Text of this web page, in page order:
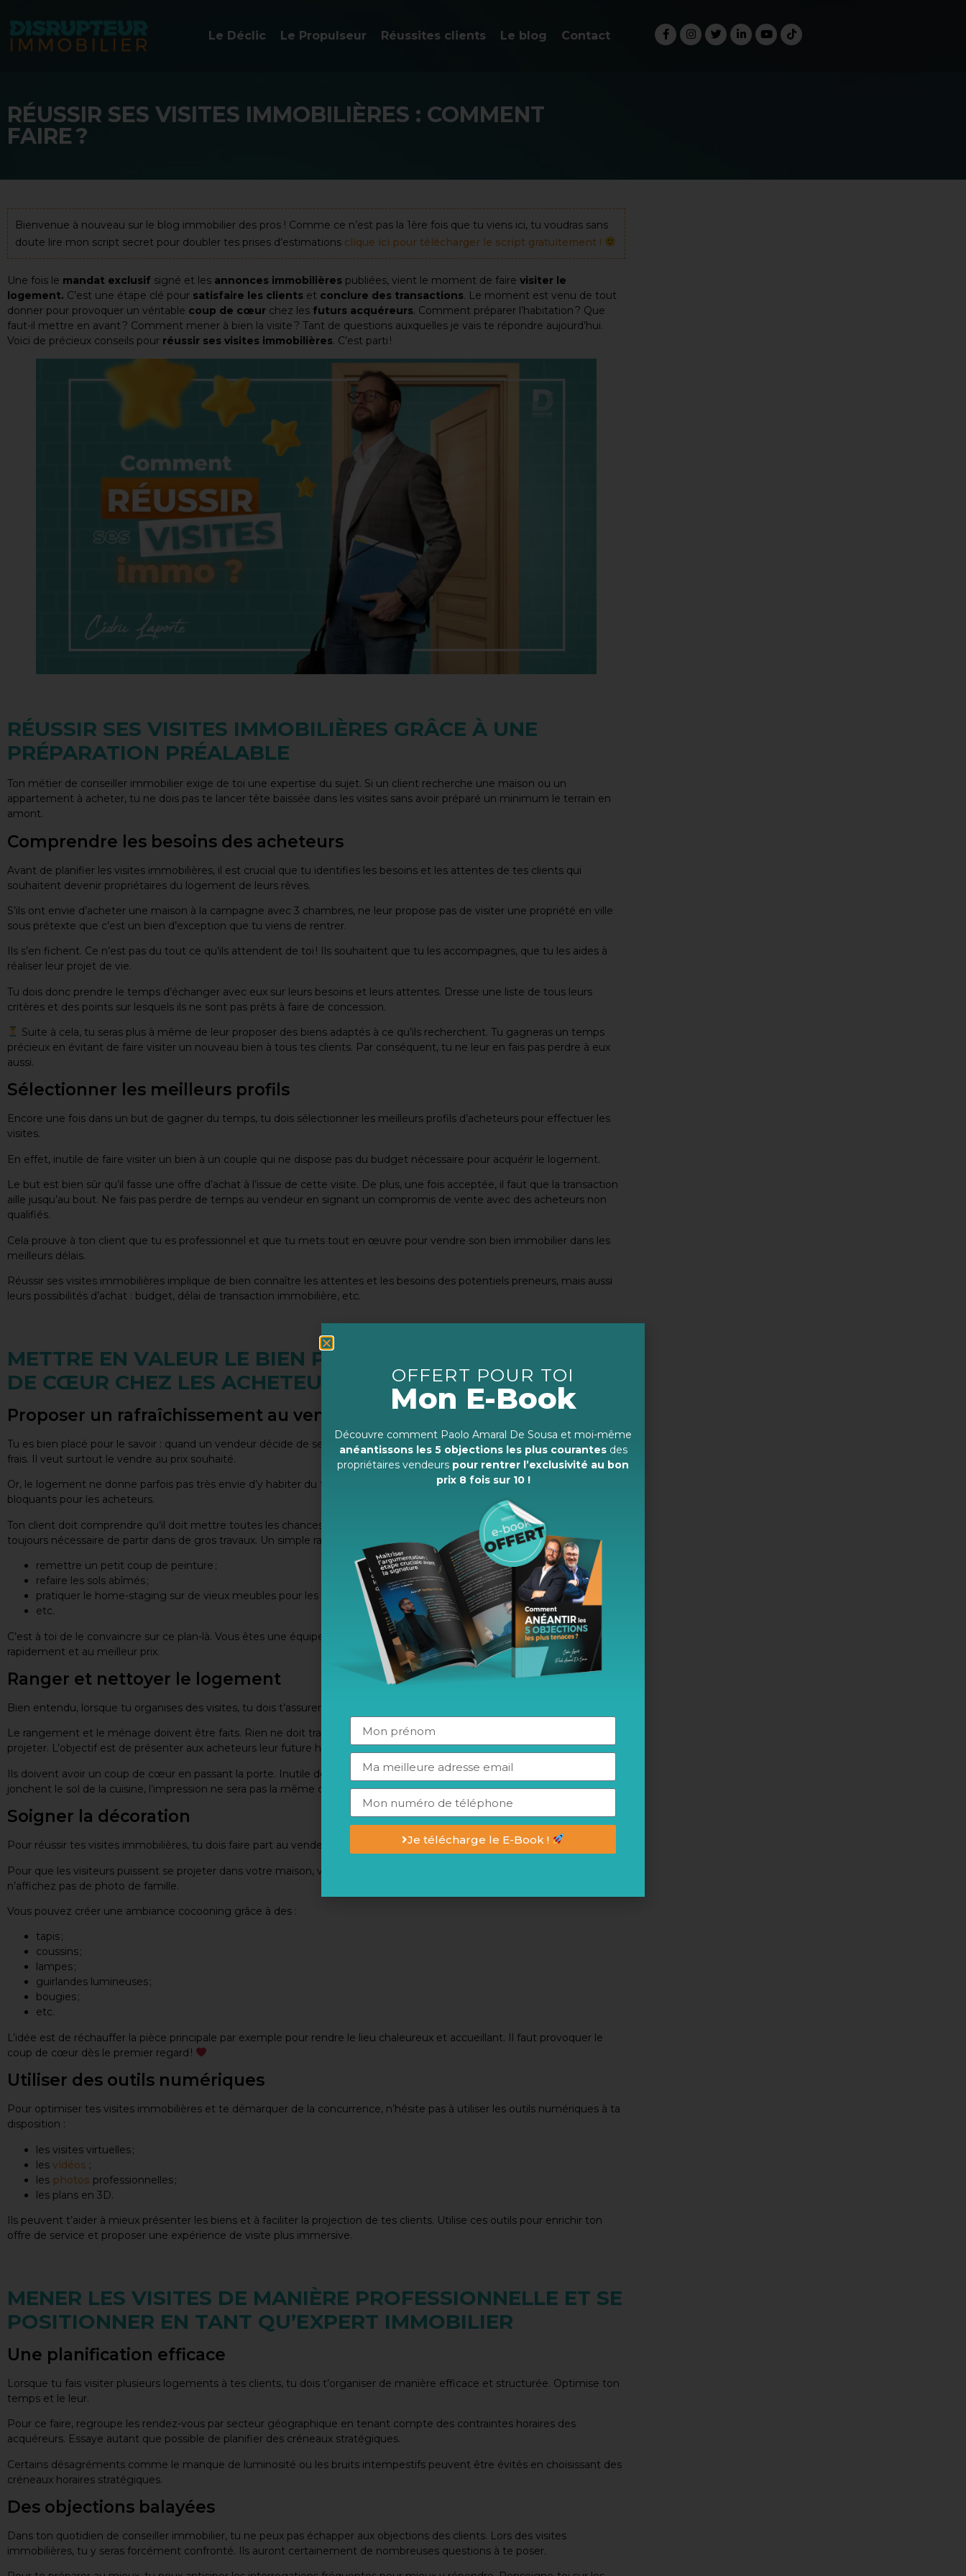
Le Déclic Le Propulseur Réussites clients Le blog Contact
RÉUSSIR SES VISITES IMMOBILIÈRES : COMMENT
FAIRE ?
Bienvenue à nouveau sur le blog immobilier des pros ! Comme ce n’est pas la 1ère fois que tu viens ici, tu voudras sans
doute lire mon script secret pour doubler tes prises d’estimations clique ici pour télécharger le script gratuitement !
Une fois le mandat exclusif signé et les annonces immobilières publiées, vient le moment de faire visiter le
logement. C’est une étape clé pour satisfaire les clients et conclure des transactions. Le moment est venu de tout
donner pour provoquer un véritable coup de cœur chez les futurs acquéreurs. Comment préparer l’habitation ? Que
faut-il mettre en avant ? Comment mener à bien la visite ? Tant de questions auxquelles je vais te répondre aujourd’hui.
Voici de précieux conseils pour réussir ses visites immobilières. C’est parti !
RÉUSSIR SES VISITES IMMOBILIÈRES GRÂCE À UNE
PRÉPARATION PRÉALABLE
Ton métier de conseiller immobilier exige de toi une expertise du sujet. Si un client recherche une maison ou un
appartement à acheter, tu ne dois pas te lancer tête baissée dans les visites sans avoir préparé un minimum le terrain en
amont.
Comprendre les besoins des acheteurs
Avant de planifier les visites immobilières, il est crucial que tu identifies les besoins et les attentes de tes clients qui
souhaitent devenir propriétaires du logement de leurs rêves.
S’ils ont envie d’acheter une maison à la campagne avec 3 chambres, ne leur propose pas de visiter une propriété en ville
sous prétexte que c’est un bien d’exception que tu viens de rentrer.
Ils s’en fichent. Ce n’est pas du tout ce qu’ils attendent de toi ! Ils souhaitent que tu les accompagnes, que tu les aides à
réaliser leur projet de vie.
Tu dois donc prendre le temps d’échanger avec eux sur leurs besoins et leurs attentes. Dresse une liste de tous leurs
critères et des points sur lesquels ils ne sont pas prêts à faire de concession.
Suite à cela, tu seras plus à même de leur proposer des biens adaptés à ce qu’ils recherchent. Tu gagneras un temps
précieux en évitant de faire visiter un nouveau bien à tous tes clients. Par conséquent, tu ne leur en fais pas perdre à eux
aussi.
Sélectionner les meilleurs profils
Encore une fois dans un but de gagner du temps, tu dois sélectionner les meilleurs profils d’acheteurs pour effectuer les
visites.
En effet, inutile de faire visiter un bien à un couple qui ne dispose pas du budget nécessaire pour acquérir le logement.
Le but est bien sûr qu’il fasse une offre d’achat à l’issue de cette visite. De plus, une fois acceptée, il faut que la transaction
aille jusqu’au bout. Ne fais pas perdre de temps au vendeur en signant un compromis de vente avec des acheteurs non
qualifiés.
Cela prouve à ton client que tu es professionnel et que tu mets tout en œuvre pour vendre son bien immobilier dans les
meilleurs délais.
Réussir ses visites immobilières implique de bien connaître les attentes et les besoins des potentiels preneurs, mais aussi
leurs possibilités d’achat : budget, délai de transaction immobilière, etc.
METTRE EN VALEUR LE BIEN POUR PROVOQUER LE COUP
DE CŒUR CHEZ LES ACHETEURS
Proposer un rafraîchissement au vendeur
Tu es bien placé pour le savoir : quand un vendeur décide de se séparer de son habitation, il n’a pas envie d’engager des
frais. Il veut surtout le vendre au prix souhaité.
Or, le logement ne donne parfois pas très envie d’y habiter du fait de petits détails qui peuvent devenir des points
bloquants pour les acheteurs.
Ton client doit comprendre qu’il doit mettre toutes les chances de son côté pour vendre vite et au meilleur prix. Il n’est pas
toujours nécessaire de partir dans de gros travaux. Un simple rafraîchissement peut tout à fait faire l’affaire :
remettre un petit coup de peinture ;
refaire les sols abîmés ;
pratiquer le home-staging sur de vieux meubles pour les mettre au goût du jour ;
etc.
C’est à toi de le convaincre sur ce plan-là. Vous êtes une équipe avec un objectif commun : vendre le bien immobilier
rapidement et au meilleur prix.
Ranger et nettoyer le logement
Bien entendu, lorsque tu organises des visites, tu dois t’assurer que le logement est apte à recevoir des visiteurs qualifiés.
Le rangement et le ménage doivent être faits. Rien ne doit traîner. Une maison encombrée ne donne pas envie de se
projeter. L’objectif est de présenter aux acheteurs leur future habitation. Celle au sein de laquelle ils se sentiront bien.
Ils doivent avoir un coup de cœur en passant la porte. Inutile donc de te dire que si les jouets du bébé ou la litière du chat
jonchent le sol de la cuisine, l’impression ne sera pas la même qu’une maison entièrement propre, rangée et qui sent bon.
Soigner la décoration
Pour réussir tes visites immobilières, tu dois faire part au vendeur des points importants en matière de décoration.
Pour que les visiteurs puissent se projeter dans votre maison, vous devez enlever vos objets personnels. Par exemple,
n’affichez pas de photo de famille.
Vous pouvez créer une ambiance cocooning grâce à des :
tapis ;
coussins ;
lampes ;
guirlandes lumineuses ;
bougies ;
etc.
L’idée est de réchauffer la pièce principale par exemple pour rendre le lieu chaleureux et accueillant. Il faut provoquer le
coup de cœur dès le premier regard !
Utiliser des outils numériques
Pour optimiser tes visites immobilières et te démarquer de la concurrence, n’hésite pas à utiliser les outils numériques à ta
disposition :
les visites virtuelles ;
les vidéos ;
les photos professionnelles ;
les plans en 3D.
Ils peuvent t’aider à mieux présenter les biens et à faciliter la projection de tes clients. Utilise ces outils pour enrichir ton
offre de service et proposer une expérience de visite plus immersive.
MENER LES VISITES DE MANIÈRE PROFESSIONNELLE ET SE
POSITIONNER EN TANT QU’EXPERT IMMOBILIER
Une planification efficace
Lorsque tu fais visiter plusieurs logements à tes clients, tu dois t’organiser de manière efficace et structurée. Optimise ton
temps et le leur.
Pour ce faire, regroupe les rendez-vous par secteur géographique en tenant compte des contraintes horaires des
acquéreurs. Essaye autant que possible de planifier des créneaux stratégiques.
Certains désagréments comme le manque de luminosité ou les bruits intempestifs peuvent être évités en choisissant des
créneaux horaires stratégiques.
Des objections balayées
Dans ton quotidien de conseiller immobilier, tu ne peux pas échapper aux objections des clients. Lors des visites
immobilières, tu y seras forcément confronté. Ils auront certainement de nombreuses questions à te poser.
OFFERT POUR TOI
Mon E-Book
Découvre comment Paolo Amaral De Sousa et moi-même
anéantissons les 5 objections les plus courantes des
propriétaires vendeurs pour rentrer l’exclusivité au bon
prix 8 fois sur 10 !
Je télécharge le E-Book !